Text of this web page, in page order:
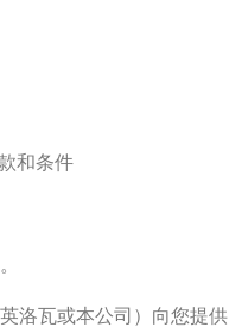
和条件
洛瓦或本公司）向您提供